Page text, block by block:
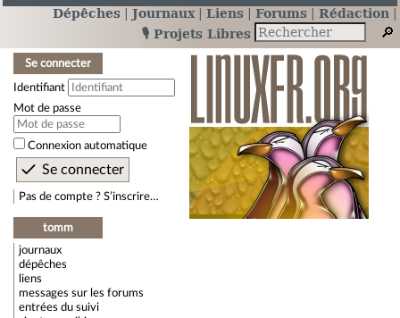
Dépêches Journaux Liens Forums
Rédaction
🎙️ Projets Libres
Se connecter
Identifiant
Mot de passe
Connexion automatique
Pas de compte ? S’inscrire…
tomm
journaux
dépêches
liens
messages sur les forums
entrées du suivi